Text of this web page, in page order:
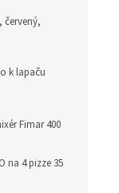
červený,
k lapaču
Fimar 400
na 4 pizze 35